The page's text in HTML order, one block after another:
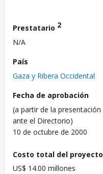
Prestatario 2
N/A
País
Gaza y Ribera Occidental
Fecha de aprobación
(a partir de la presentación
ante el Directorio)
10 de octubre de 2000
Costo total del proyecto
US$ 14.00 millones